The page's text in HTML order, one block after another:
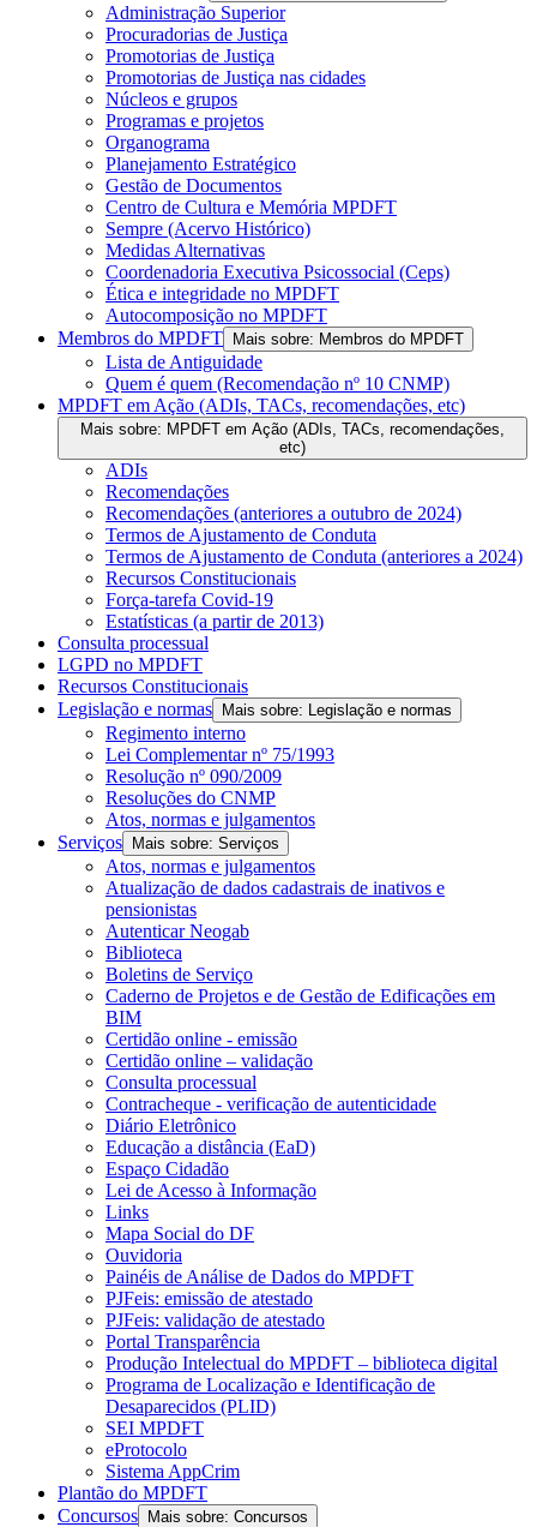
Administração Superior
Procuradorias de Justiça
Promotorias de Justiça
Promotorias de Justiça nas cidades
Núcleos e grupos
Programas e projetos
Organograma
Planejamento Estratégico
Gestão de Documentos
Centro de Cultura e Memória MPDFT
Sempre (Acervo Histórico)
Medidas Alternativas
Coordenadoria Executiva Psicossocial (Ceps)
Ética e integridade no MPDFT
Autocomposição no MPDFT
Membros do MPDFT
Mais sobre: Membros do MPDFT
Lista de Antiguidade
Quem é quem (Recomendação nº 10 CNMP)
MPDFT em Ação (ADIs, TACs, recomendações, etc)
Mais sobre: MPDFT em Ação (ADIs, TACs, recomendações,
etc)
ADIs
Recomendações
Recomendações (anteriores a outubro de 2024)
Termos de Ajustamento de Conduta
Termos de Ajustamento de Conduta (anteriores a 2024)
Recursos Constitucionais
Força-tarefa Covid-19
Estatísticas (a partir de 2013)
Consulta processual
LGPD no MPDFT
Recursos Constitucionais
Legislação e normas
Mais sobre: Legislação e normas
Regimento interno
Lei Complementar nº 75/1993
Resolução nº 090/2009
Resoluções do CNMP
Atos, normas e julgamentos
Serviços
Mais sobre: Serviços
Atos, normas e julgamentos
Atualização de dados cadastrais de inativos e
pensionistas
Autenticar Neogab
Biblioteca
Boletins de Serviço
Caderno de Projetos e de Gestão de Edificações em
BIM
Certidão online - emissão
Certidão online – validação
Consulta processual
Contracheque - verificação de autenticidade
Diário Eletrônico
Educação a distância (EaD)
Espaço Cidadão
Lei de Acesso à Informação
Links
Mapa Social do DF
Ouvidoria
Painéis de Análise de Dados do MPDFT
PJFeis: emissão de atestado
PJFeis: validação de atestado
Portal Transparência
Produção Intelectual do MPDFT – biblioteca digital
Programa de Localização e Identificação de
Desaparecidos (PLID)
SEI MPDFT
eProtocolo
Sistema AppCrim
Plantão do MPDFT
Concursos
Mais sobre: Concursos